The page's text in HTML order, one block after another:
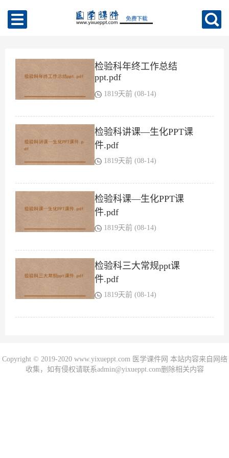
检验科年终工作总结
ppt.pdf
1819天前 (08-14)
检验科讲课—生化PPT课
件.pdf
1819天前 (08-14)
检验科课—生化PPT课
件.pdf
1819天前 (08-14)
检验科三大常规ppt课
件.pdf
1819天前 (08-14)
Copyright © 2019-2020 www.yixueppt.com 医学课件网 本站内容来自网络
收集，如有侵权请联系admin@yixueppt.com删除相关内容